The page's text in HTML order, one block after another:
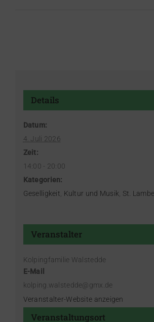
Details
Datum:
4. Juli 2026
Zeit:
14:00 - 20:00
Kategorien:
Geselligkeit Kultur und Musik St.
Veranstaltungsort
Veranstalter
Kolpingfamilie Walstedde
E-Mail
kolping.walstedde@gmx.de
Veranstalter-Website anzeigen